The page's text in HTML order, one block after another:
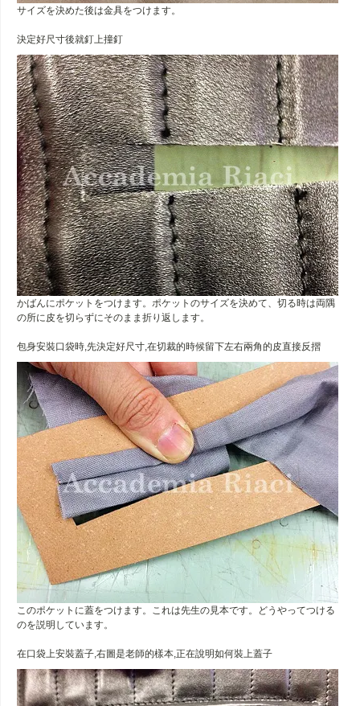
サイズを決めた後は金具をつけます。
決定好尺寸後就釘上撞釘
かばんにポケットをつけます。ポケットのサイズを決めて、切る時は両隅
の所に皮を切らずにそのまま折り返します。
包身安裝口袋時,先決定好尺寸,在切裁的時候留下左右兩角的皮直接反摺
このポケットに蓋をつけます。これは先生の見本です。どうやってつける
のを説明しています。
在口袋上安裝蓋子,右圖是老師的樣本,正在說明如何裝上蓋子